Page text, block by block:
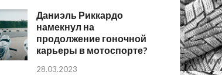
Даниэль Риккардо
намекнул на
продолжение гоночной
карьеры в мотоспорте?
28.03.2023